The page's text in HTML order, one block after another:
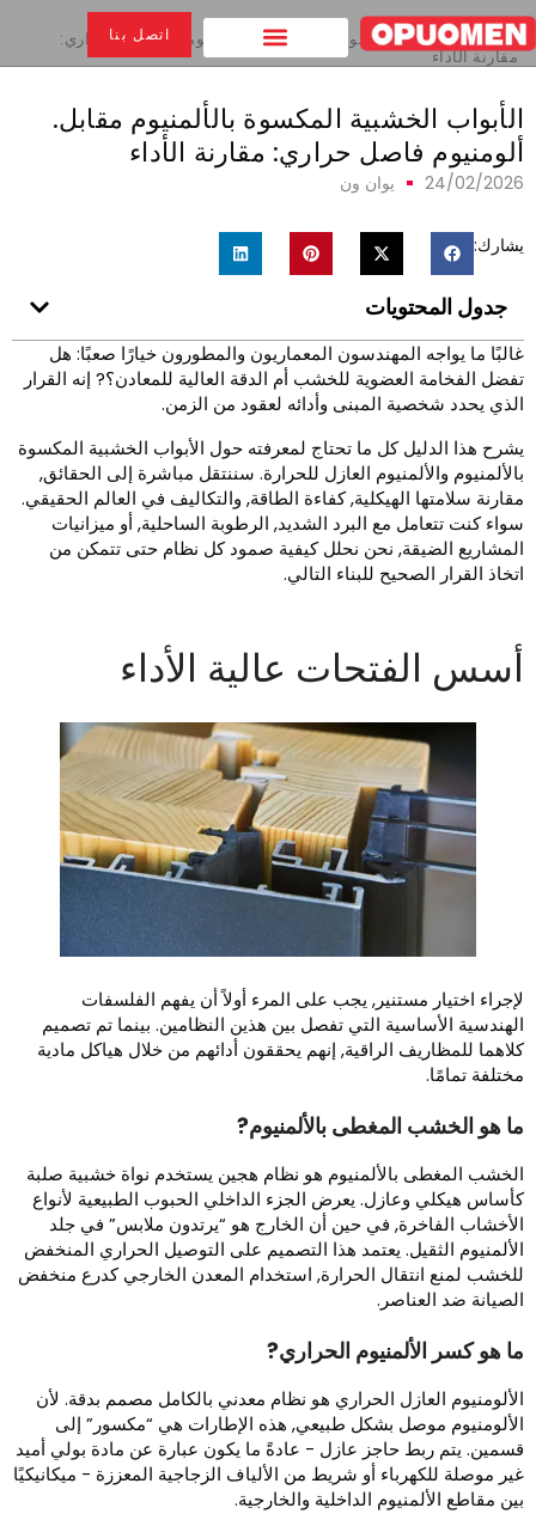
اتصل بنا
بيت >
الأبواب الخشبية المكسوة بالألمنيوم مقابل. ألومنيوم فاصل حراري:
مقارنة الأداء
الخشبية المكسوة بالألمنيوم مقابل.
فاصل حراري: مقارنة الأداء
24/02/ يوان ون
جدول المحتويات
ما يواجه المهندسون المعماريون والمطورون خيارًا صعبًا: هل
الفخامة العضوية للخشب أم الدقة العالية للمعادن؟? إنه القرار
يحدد شخصية المبنى وأدائه لعقود من الزمن.
هذا الدليل كل ما تحتاج لمعرفته حول الأبواب الخشبية المكسوة
والألمنيوم العازل للحرارة. سننتقل مباشرة إلى الحقائق,
سلامتها الهيكلية, كفاءة الطاقة, والتكاليف في العالم الحقيقي.
كنت تتعامل مع البرد الشديد, الرطوبة الساحلية, أو ميزانيات
الضيقة, نحن نحلل كيفية صمود كل نظام حتى تتمكن من
القرار الصحيح للبناء التالي.
الفتحات عالية الأداء
اختيار مستنير, يجب على المرء أولاً أن يفهم الفلسفات
الأساسية التي تفصل بين هذين النظامين. بينما تم تصميم
للمظاريف الراقية, إنهم يحققون أدائهم من خلال هياكل مادية
تمامًا.
هو الخشب المغطى بالألمنيوم?
المغطى بالألمنيوم هو نظام هجين يستخدم نواة خشبية صلبة
هيكلي وعازل. يعرض الجزء الداخلي الحبوب الطبيعية لأنواع
الفاخرة, في حين أن الخارج هو “يرتدون ملابس” في جلد
الثقيل. يعتمد هذا التصميم على التوصيل الحراري المنخفض
لمنع انتقال الحرارة, استخدام المعدن الخارجي كدرع منخفض
ضد العناصر.
هو كسر الألمنيوم الحراري?
العازل الحراري هو نظام معدني بالكامل مصمم بدقة. لأن
موصل بشكل طبيعي, هذه الإطارات هي “مكسور” إلى
يتم ربط حاجز عازل - عادةً ما يكون عبارة عن مادة بولي أميد
موصلة للكهرباء أو شريط من الألياف الزجاجية المعززة - ميكانيكيًا
مقاطع الألمنيوم الداخلية والخارجية.